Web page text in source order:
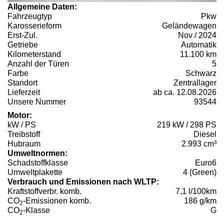
Allgemeine Daten:
Fahrzeugtyp
Pkw
Karosserieform
Geländewagen
Erst-Zul.
Nov / 2024
Getriebe
Automatik
Kilometerstand
11.100 km
Anzahl der Türen
5
Farbe
Schwarz
Standort
Zentrallager
Lieferzeit
ab ca. 12.08.2026
Unsere Nummer
93544
Motor:
kW / PS
219 kW / 298 PS
Treibstoff
Diesel
Hubraum
2.993 cm³
Umweltnormen:
Schadstoffklasse
Euro6
Umweltplakette
4 (Green)
Verbrauch und Emissionen nach WLTP:
Kraftstoffverbr. komb.
7,1 l/100km
CO2-Emissionen komb.
186 g/km
CO2-Klasse G